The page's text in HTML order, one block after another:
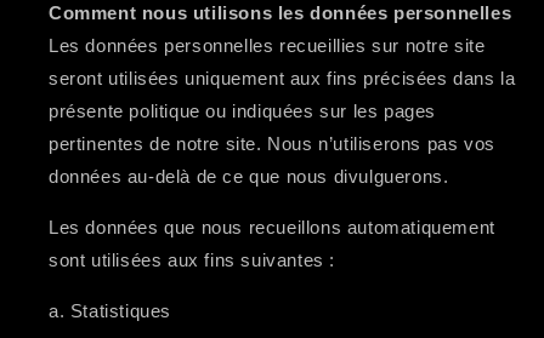
Comment nous utilisons les données personnelles
Les données personnelles recueillies sur notre site
seront utilisées uniquement aux fins précisées dans la
présente politique ou indiquées sur les pages
pertinentes de notre site. Nous n’utiliserons pas vos
données au-delà de ce que nous divulguerons.
Les données que nous recueillons automatiquement
sont utilisées aux fins suivantes :
a. Statistiques